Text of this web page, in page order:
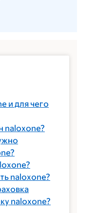
и для чего
naloxone?
naloxone?
naloxone?